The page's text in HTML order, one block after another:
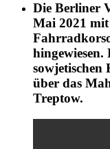
Die Berliner
Mai 2021 mit
sowjetischen
über das
Treptow.